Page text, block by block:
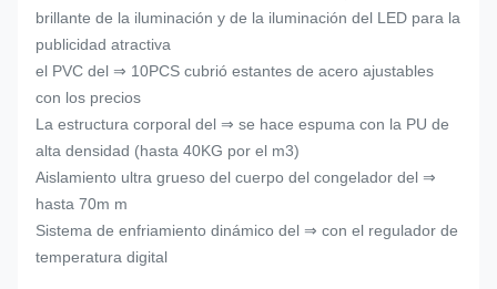
brillante de la iluminación y de la iluminación del LED para la
publicidad atractiva
el PVC del ⇒ 10PCS cubrió estantes de acero ajustables
con los precios
La estructura corporal del ⇒ se hace espuma con la PU de
alta densidad (hasta 40KG por el m3)
Aislamiento ultra grueso del cuerpo del congelador del ⇒
hasta 70m m
Sistema de enfriamiento dinámico del ⇒ con el regulador de
temperatura digital